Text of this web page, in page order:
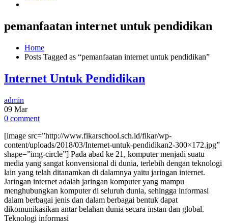
pemanfaatan internet untuk pendidikan
Home
Posts Tagged as “pemanfaatan internet untuk pendidikan”
Internet Untuk Pendidikan
admin
09 Mar
0 comment
[image src=”http://www.fikarschool.sch.id/fikar/wp-
content/uploads/2018/03/Internet-untuk-pendidikan2-300×172.jpg”
shape=”img-circle”] Pada abad ke 21, komputer menjadi suatu
media yang sangat konvensional di dunia, terlebih dengan teknologi
lain yang telah ditanamkan di dalamnya yaitu jaringan internet.
Jaringan internet adalah jaringan komputer yang mampu
menghubungkan komputer di seluruh dunia, sehingga informasi
dalam berbagai jenis dan dalam berbagai bentuk dapat
dikomunikasikan antar belahan dunia secara instan dan global.
Teknologi informasi